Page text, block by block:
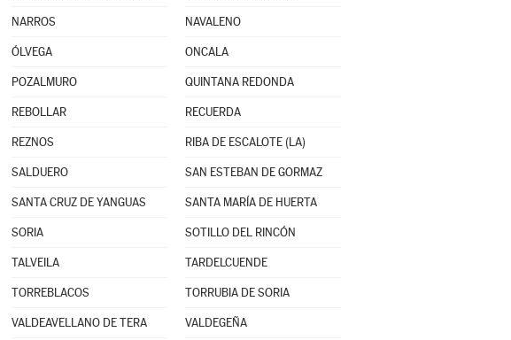
NARROS NAVALENO
ÓLVEGA ONCALA
POZALMURO QUINTANA REDONDA
REBOLLAR RECUERDA
REZNOS RIBA DE ESCALOTE (LA)
SALDUERO SAN ESTEBAN DE GORMAZ
SANTA CRUZ DE YANGUAS SANTA MARÍA DE HUERTA
SORIA SOTILLO DEL RINCÓN
TALVEILA TARDELCUENDE
TORREBLACOS TORRUBIA DE SORIA
VALDEAVELLANO DE TERA VALDEGEÑA